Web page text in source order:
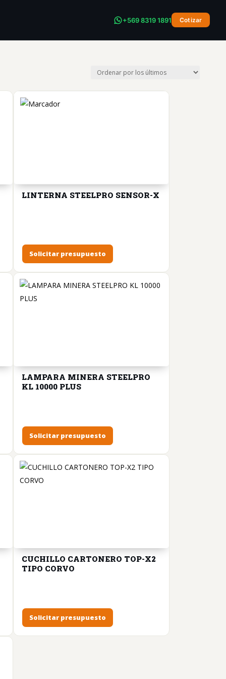
+569 8319 1891 Cotizar
LINTERNA STEELPRO SENSOR-X
Solicitar presupuesto
LAMPARA MINERA STEELPRO
KL 10000 PLUS
Solicitar presupuesto
CUCHILLO CARTONERO TOP-X2
TIPO CORVO
Solicitar presupuesto